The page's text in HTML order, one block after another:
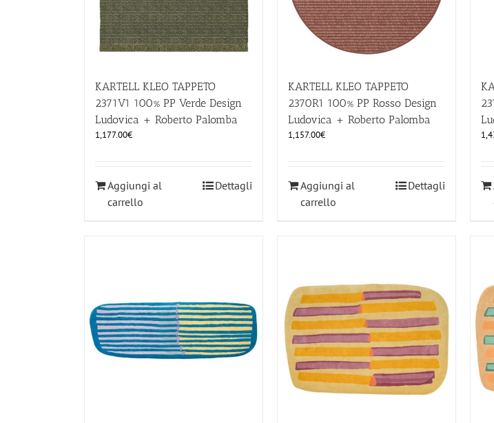
KARTELL KLEO TAPPETO
2371V1 100% PP Verde Design
Ludovica + Roberto Palomba
1,177.00€
Aggiungi al
carrello
Dettagli
KARTELL KLEO TAPPETO
2370R1 100% PP Rosso Design
Ludovica + Roberto Palomba
1,157.00€
Aggiungi al
carrello
Dettagli